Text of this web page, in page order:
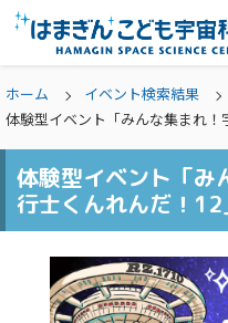
ホーム
イベント検索結果
体験型イベント「みんな集まれ！
体験型イベント「み
行士くんれんだ！12